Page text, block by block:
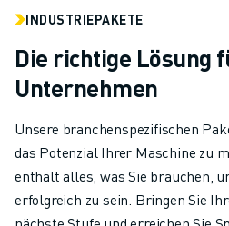
INDUSTRIEPAKETE
Die richtige Lösung
Unternehmen
Unsere branchenspezifischen
das Potenzial Ihrer Maschine zu
enthält alles, was Sie brauchen,
erfolgreich zu sein. Bringen Sie